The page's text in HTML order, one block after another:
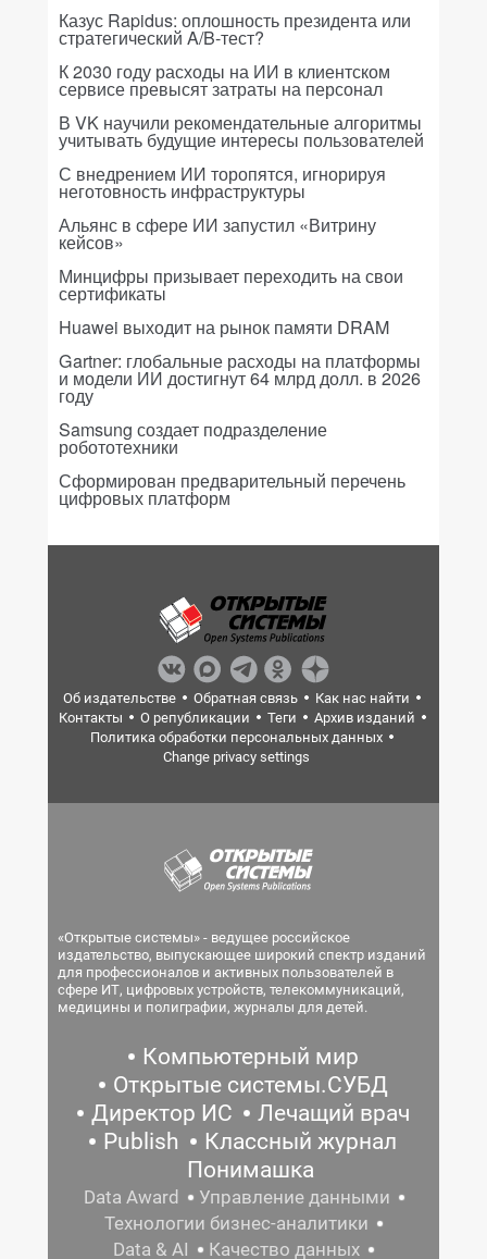
Казус Rapidus: оплошность президента или
стратегический A/B-тест?
К 2030 году расходы на ИИ в клиентском
сервисе превысят затраты на персонал
В VK научили рекомендательные алгоритмы
учитывать будущие интересы пользователей
С внедрением ИИ торопятся, игнорируя
неготовность инфраструктуры
Альянс в сфере ИИ запустил «Витрину
кейсов»
Минцифры призывает переходить на свои
сертификаты
Huawei выходит на рынок памяти DRAM
Gartner: глобальные расходы на платформы
и модели ИИ достигнут 64 млрд долл. в 2026
году
Samsung создает подразделение
робототехники
Сформирован предварительный перечень
цифровых платформ
Об издательстве Обратная связь
Как нас найти
Контакты
О републикации Теги
Архив изданий
Политика обработки персональных данных
Change privacy settings
«Открытые системы» - ведущее российское
издательство, выпускающее широкий спектр изданий
для профессионалов и активных пользователей в
сфере ИТ, цифровых устройств, телекоммуникаций,
медицины и полиграфии, журналы для детей.
Компьютерный мир
Открытые системы.СУБД
Директор ИС
Лечащий врач
Publish
Классный журнал
Понимашка
Data Award
Управление данными
Технологии бизнес-аналитики
Data & AI
Качество данных